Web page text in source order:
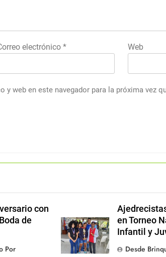
electrónico * Web
y web en este navegador para la próxima vez
con
de
Por
en Torneo
Infantil y
Desde